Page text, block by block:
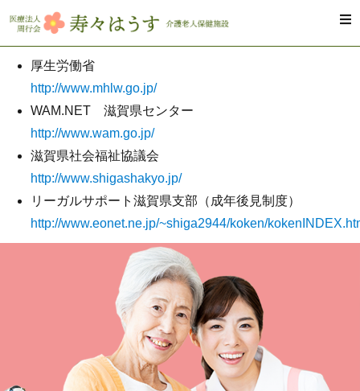
サービス概
採用案内
厚生労働省
http://www.mhlw.go.jp/
WAM.NET 滋賀県センター
http://www.wam.go.jp/
滋賀県社会福祉協議会
http://www.shigashakyo.jp/
リーガルサポート滋賀県支部（成年後見制度）
http://www.eonet.ne.jp/~shiga2944/koken/